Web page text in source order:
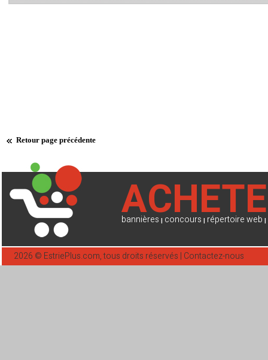
Retour page précédente
bannières | concours | répertoire web |
2026 © EstriePlus.com, tous droits réservés | Contactez-nous